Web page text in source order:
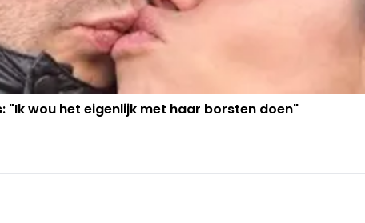
"Ik wou het eigenlijk met haar borsten doen"